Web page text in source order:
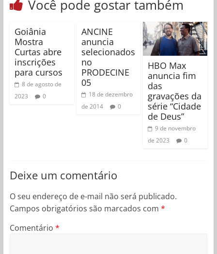
Você pode gostar também
Goiânia
Mostra
Curtas abre
inscrições
para cursos
8 de agosto de
2023
0
ANCINE
anuncia
selecionados
no
PRODECINE
05
18 de dezembro
de 2014
0
HBO Max
anuncia fim
das
gravações da
série “Cidade
de Deus”
9 de novembro
de 2023
0
Deixe um comentário
O seu endereço de e-mail não será publicado.
Campos obrigatórios são marcados com *
Comentário *